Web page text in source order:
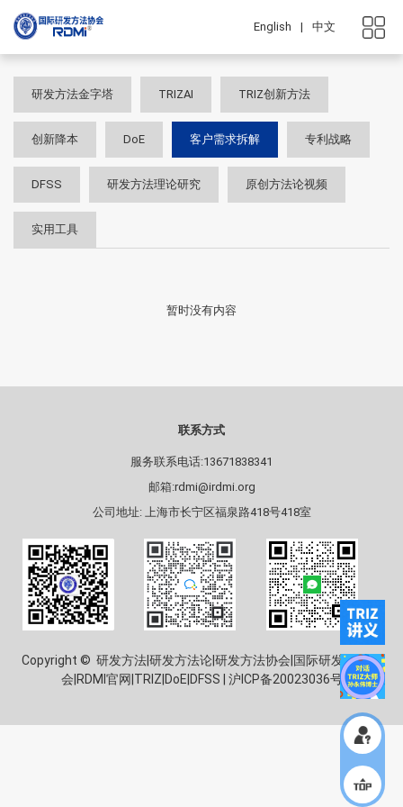
English | 中文
研发方法金字塔 TRIZAI TRIZ创新方法
创新降本 DoE 客户需求拆解 专利战略
DFSS 研发方法理论研究 原创方法论视频
实用工具
暂时没有内容
联系方式
服务联系电话:13671838341
邮箱:rdmi@irdmi.org
公司地址: 上海市长宁区福泉路418号418室
Copyright © 研发方法|研发方法论|研发方法协会|国际研发方法协
会|RDMI官网|TRIZ|DoE|DFSS | 沪ICP备20023036号